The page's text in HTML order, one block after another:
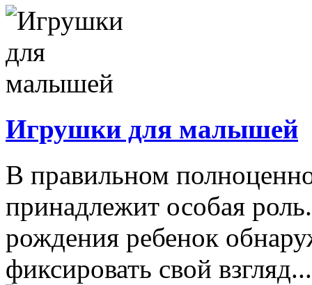
Игрушки для малышей
В правильном
принадлежит особая
рождения ребенок
фиксировать свой взгляд...